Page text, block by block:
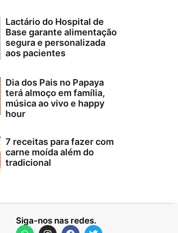
Lactário do Hospital de
Base garante alimentação
segura e personalizada
aos pacientes
Dia dos Pais no Papaya
terá almoço em família,
música ao vivo e happy
hour
7 receitas para fazer com
carne moída além do
tradicional
Siga-nos nas redes.